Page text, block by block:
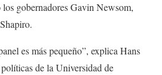
gobernadores Gavin Newsom,
es más pequeño”, explica Hans
de la Universidad de